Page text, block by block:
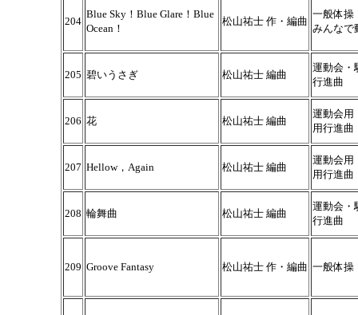
204
Blue Sky！Blue Glare！Blue
Ocean！
松山祐士 作・編曲
一般体操
みんなで
205 碧いうさぎ 松山祐士 編曲
運動会・
行進曲
206 花 松山祐士 編曲
運動会用
用行進曲
207 Hellow，Again 松山祐士 編曲
運動会用
用行進曲
208 輪舞曲 松山祐士 編曲
運動会・
行進曲
209 Groove Fantasy 松山祐士 作・編曲 一般体操